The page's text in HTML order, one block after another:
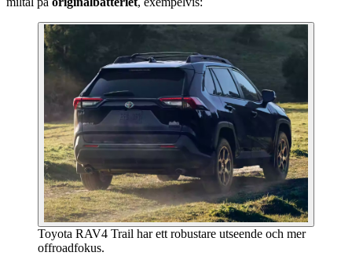
Toyota RAV4 Trail har ett robustare utseende och mer
offroadfokus.